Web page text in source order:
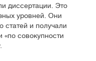
диссертации. Это
уровней. Они
статей и получали
«по совокупности